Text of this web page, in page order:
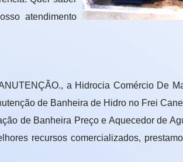
atendimento
a Hidrocia Comércio De
de Banheira de Hidro no Frei
de Banheira Preço e Aquecedor de
recursos comercializados,